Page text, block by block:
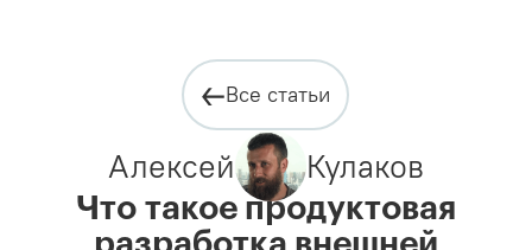
Все статьи
Алексей Кулаков
Что такое продуктовая